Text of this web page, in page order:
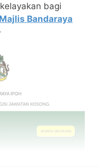
bagi
Majlis Bandaraya